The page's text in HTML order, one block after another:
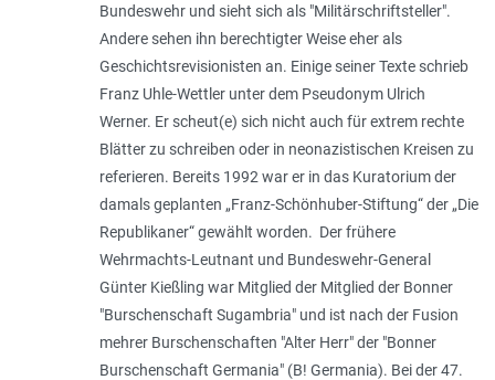
Bundeswehr und sieht sich als "Militärschriftsteller".
Andere sehen ihn berechtigter Weise eher als
Geschichtsrevisionisten an. Einige seiner Texte schrieb
Franz Uhle-Wettler unter dem Pseudonym Ulrich
Werner. Er scheut(e) sich nicht auch für extrem rechte
Blätter zu schreiben oder in neonazistischen Kreisen zu
referieren. Bereits 1992 war er in das Kuratorium der
damals geplanten „Franz-Schönhuber-Stiftung“ der „Die
Republikaner“ gewählt worden. Der frühere
Wehrmachts-Leutnant und Bundeswehr-General
Günter Kießling war Mitglied der Mitglied der Bonner
"Burschenschaft Sugambria" und ist nach der Fusion
mehrer Burschenschaften "Alter Herr" der "Bonner
Burschenschaft Germania" (B! Germania). Bei der 47.